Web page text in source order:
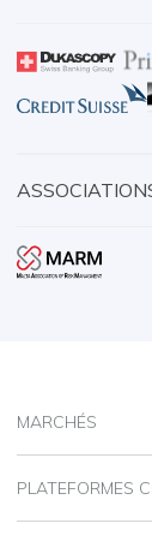
MARCHÉS
PLATEFORMES